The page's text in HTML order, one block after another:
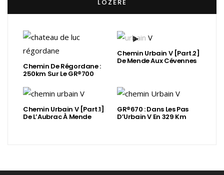
LOZÈRE
Chemin De Régordane :
250km Sur Le GR®700
Chemin Urbain V [Part.2]
De Mende Aux Cévennes
Chemin Urbain V [Part.1]
De L’Aubrac À Mende
GR®670 : Dans Les Pas
D’Urbain V En 329 Km